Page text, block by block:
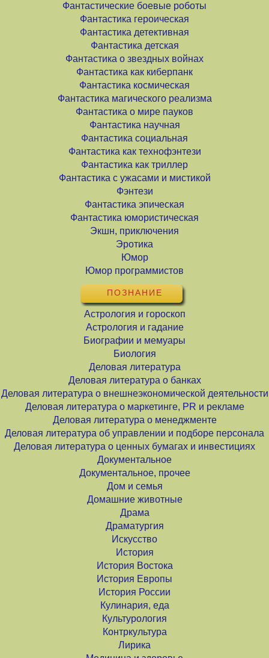
Фантастические боевые роботы
Фантастика героическая
Фантастика детективная
Фантастика детская
Фантастика о звездных войнах
Фантастика как киберпанк
Фантастика космическая
Фантастика магического реализма
Фантастика о мире пауков
Фантастика научная
Фантастика социальная
Фантастика как технофэнтези
Фантастика как триллер
Фантастика с ужасами и мистикой
Фэнтези
Фантастика эпическая
Фантастика юмористическая
Экшн, приключения
Эротика
Юмор
Юмор программистов
ПОЗНАНИЕ
Астрология и гороскоп
Астрология и гадание
Биографии и мемуары
Биология
Деловая литература
Деловая литература о банках
Деловая литература о внешнеэкономической деятельности
Деловая литература о маркетинге, PR и рекламе
Деловая литература о менеджменте
Деловая литература об управлении и подборе персонала
Деловая литература о ценных бумагах и инвестициях
Документальное
Документальное, прочее
Дом и семья
Домашние животные
Драма
Драматургия
Искусство
История
История Востока
История Европы
История России
Кулинария, еда
Культурология
Контркультура
Лирика